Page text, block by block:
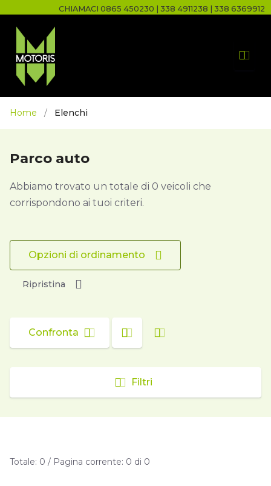
CHIAMACI 0865 450230 338 4911238 338 6369912
Home / Elenchi
Parco auto
Abbiamo trovato un totale di 0 veicoli che
corrispondono ai tuoi criteri.
Opzioni di ordinamento
Ripristina
Confronta
Filtri
Totale: 0 / Pagina corrente: 0 di 0